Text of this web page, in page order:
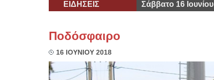
ΕΙΔΗΣΕΙΣ Σάββατο 16
Ποδόσφαιρο
16 ΙΟΥΝΙΟΥ 2018